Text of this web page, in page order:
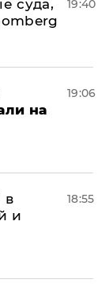
суда,
19:40
на
19:06
в
и
18:55